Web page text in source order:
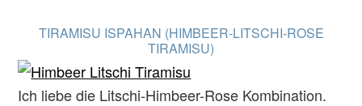
TIRAMISU ISPAHAN (HIMBEER-LITSCHI-ROSE
TIRAMISU)
Ich liebe die Litschi-Himbeer-Rose Kombination.